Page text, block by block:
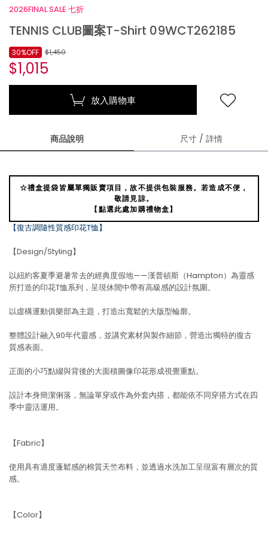
2026FINAL SALE 七折
TENNIS CLUB圖案T-Shirt 09WCT262185
$1,450
$1,015
30%OFF
放入購物車
商品說明 尺寸 / 詳情
☆禮盒提袋皆屬單獨販賣項目，故不提供包裝服務。若造成不便，
敬請見諒。
【點選此處加購禮物盒】
【復古調隨性質感印花T恤】
【Design/Styling】
以紐約客夏季避暑常去的經典度假地——漢普頓斯（Hampton）為靈感
所打造的印花T恤系列，呈現休閒中帶有高級感的設計氛圍。
以虛構運動俱樂部為主題，打造出寬鬆的大版型輪廓。
整體設計融入90年代靈感，並講究素材與製作細節，營造出獨特的復古
質感表面。
正面的小巧點綴與背後的大面積圖像印花形成視覺重點。
設計本身簡潔俐落，無論單穿或作為外套內搭，都能依不同穿搭方式在四
季中靈活運用。
【Fabric】
使用具有適度蓬鬆感的棉質天竺布料，並透過水洗加工呈現富有層次的質
感。
【Color】